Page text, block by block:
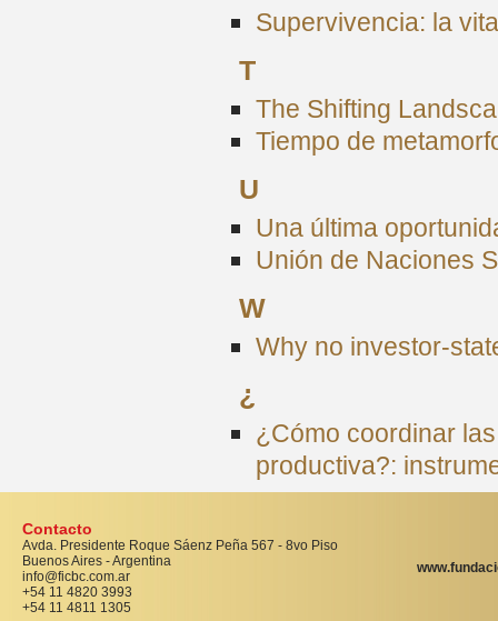
Supervivencia: la
T
The Shifting
Tiempo de
U
Una última
Unión de Naciones
W
Why no investor-
¿
¿Cómo coordinar
productiva?:
Contacto
Avda. Presidente Roque Sáenz Peña 567 - 8vo Piso
Buenos Aires - Argentina
info@ficbc.com.ar
+54 11 4820 3993
+54 11 4811 1305